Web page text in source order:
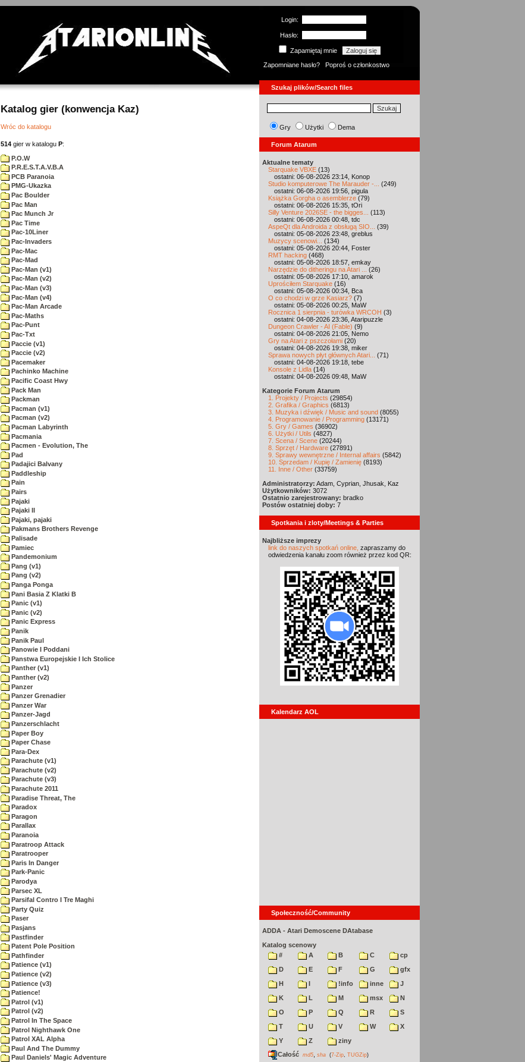
Login:
Hasło:
Zapamiętaj mnie
Zapomniane hasło?
Poproś o członkostwo
Szukaj plików/Search files
Katalog gier (konwencja Kaz)
Wróc do katalogu
514 gier w katalogu P:
P.O.W
P.R.E.S.T.A.V.B.A
PCB Paranoia
PMG-Ukazka
Pac Boulder
Pac Man
Pac Munch Jr
Pac Time
Pac-10Liner
Pac-Invaders
Pac-Mac
Pac-Mad
Pac-Man (v1)
Pac-Man (v2)
Pac-Man (v3)
Pac-Man (v4)
Pac-Man Arcade
Pac-Maths
Pac-Punt
Pac-Txt
Paccie (v1)
Paccie (v2)
Pacemaker
Pachinko Machine
Pacific Coast Hwy
Pack Man
Packman
Pacman (v1)
Pacman (v2)
Pacman Labyrinth
Pacmania
Pacmen - Evolution, The
Pad
Padajici Balvany
Paddleship
Pain
Pairs
Pajaki
Pajaki II
Pajaki, pajaki
Pakmans Brothers Revenge
Palisade
Pamiec
Pandemonium
Pang (v1)
Pang (v2)
Panga Ponga
Pani Basia Z Klatki B
Panic (v1)
Panic (v2)
Panic Express
Panik
Panik Paul
Panowie I Poddani
Panstwa Europejskie I Ich Stolice
Panther (v1)
Panther (v2)
Panzer
Panzer Grenadier
Panzer War
Panzer-Jagd
Panzerschlacht
Paper Boy
Paper Chase
Para-Dex
Parachute (v1)
Parachute (v2)
Parachute (v3)
Parachute 2011
Paradise Threat, The
Paradox
Paragon
Parallax
Paranoia
Paratroop Attack
Paratrooper
Paris In Danger
Park-Panic
Parodya
Parsec XL
Parsifal Contro I Tre Maghi
Party Quiz
Paser
Pasjans
Pastfinder
Patent Pole Position
Pathfinder
Patience (v1)
Patience (v2)
Patience (v3)
Patience!
Patrol (v1)
Patrol (v2)
Patrol In The Space
Patrol Nighthawk One
Patrol XAL Alpha
Paul And The Dummy
Paul Daniels' Magic Adventure
Gry Użytki Dema
Forum Atarum
Aktualne tematy
Starquake VBXE (13)
ostatni: 06-08-2026 23:14, Konop
Studio komputerowe The Marauder -...
(249)
ostatni: 06-08-2026 19:56, pigula
Książka Gorgha o asemblerze (79)
ostatni: 06-08-2026 15:35, tOri
Silly Venture 2026SE - the bigges...
(113)
ostatni: 06-08-2026 00:48, tdc
AspeQt dla Androida z obsługą SIO...
(39)
ostatni: 05-08-2026 23:48, greblus
Muzycy scenowi...
(134)
ostatni: 05-08-2026 20:44, Foster
RMT hacking (468)
ostatni: 05-08-2026 18:57, emkay
Narzędzie do ditheringu na Atari ...
(26)
ostatni: 05-08-2026 17:10, amarok
Uprościłem Starquake (16)
ostatni: 05-08-2026 00:34, Bca
O co chodzi w grze Kasiarz? (7)
ostatni: 05-08-2026 00:25, MaW
Rocznica 1 sierpnia - turówka WRCOH (3)
ostatni: 04-08-2026 23:36, Ataripuzzle
Dungeon Crawler - AI (Fable) (9)
ostatni: 04-08-2026 21:05, Nemo
Gry na Atari z pszczołami (20)
ostatni: 04-08-2026 19:38, miker
Sprawa nowych płyt głównych Atari...
(71)
ostatni: 04-08-2026 19:18, tebe
Konsole z Lidla (14)
ostatni: 04-08-2026 09:48, MaW
Kategorie Forum Atarum
1. Projekty / Projects (29854)
2. Grafika / Graphics (6813)
3. Muzyka i dźwięk / Music and sound (8055)
4. Programowanie / Programming (13171)
5. Gry / Games (36902)
6. Użytki / Utils (4827)
7. Scena / Scene (20244)
8. Sprzęt / Hardware (27891)
9. Sprawy wewnętrzne / Internal affairs (5842)
10. Sprzedam / Kupię / Zamienię (8193)
11. Inne / Other (33759)
Administratorzy: Adam, Cyprian, Jhusak, Kaz
Użytkowników: 3072
Ostatnio zarejestrowany: bradko
Postów ostatniej doby: 7
Spotkania i zloty/Meetings & Parties
Najbliższe imprezy
link do naszych spotkań online, zapraszamy do
odwiedzenia kanału zoom również przez kod QR:
Kalendarz AOL
Społeczność/Community
ADDA - Atari Demoscene DAtabase
Katalog scenowy
#
A B C
cp
D
E F G
gfx
H
I !info inne
J
K
L M msx
N
O
P Q R
S
T
U V W
X
Y
Z
ziny
Całość md5 sha (7-Zip TUGZip)